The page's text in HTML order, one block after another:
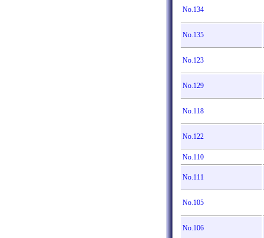
No.134
No.135
No.123
No.129
No.118
No.122
No.110
No.111
No.105
No.106